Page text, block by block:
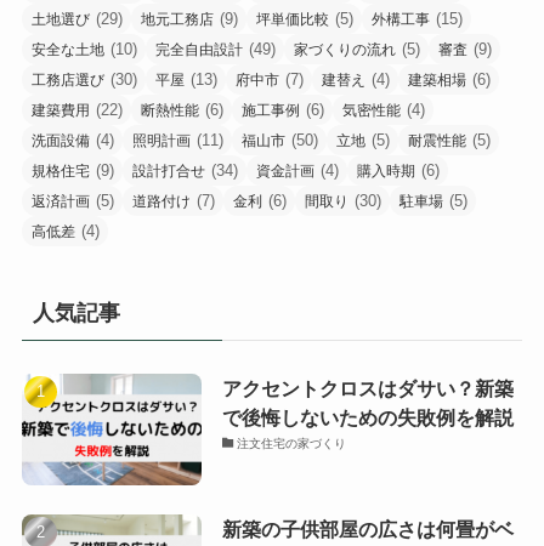
土地選び (29) 地元工務店 (9) 坪単価比較 (5) 外構工事 (15)
安全な土地 (10) 完全自由設計 (49) 家づくりの流れ (5) 審査 (9)
工務店選び (30) 平屋 (13) 府中市 (7) 建替え (4) 建築相場 (6)
建築費用 (22) 断熱性能 (6) 施工事例 (6) 気密性能 (4)
洗面設備 (4) 照明計画 (11) 福山市 (50) 立地 (5) 耐震性能 (5)
規格住宅 (9) 設計打合せ (34) 資金計画 (4) 購入時期 (6)
返済計画 (5) 道路付け (7) 金利 (6) 間取り (30) 駐車場 (5)
高低差 (4)
人気記事
アクセントクロスはダサい？新築
で後悔しないための失敗例を解説
注文住宅の家づくり
新築の子供部屋の広さは何畳がベ